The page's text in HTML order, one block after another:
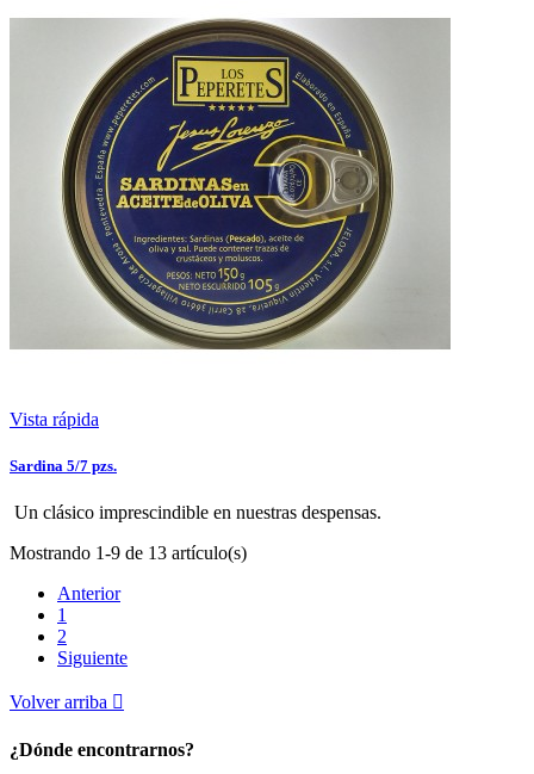
Vista rápida
Sardina 5/7 pzs.
Un clásico imprescindible en nuestras despensas.
Mostrando 1-9 de 13 artículo(s)
Anterior
1
2
Siguiente
Volver arriba 
¿Dónde encontrarnos?